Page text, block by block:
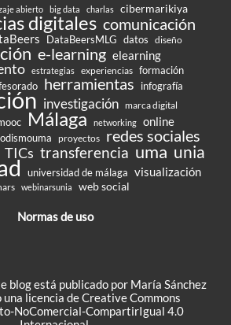
abierto big data charlas cibermarikiya
digitales comunicación
DataBeersMLG datos diseño
e-learning elearning
estrategias experiencias formación
herramientas infografía
investigación marca digital
Málaga networking online
proyectos redes sociales
TICs transferencia uma unia
universidad de málaga visualización
webinarsunia web social
Normas de uso
blog está publicado por María Sánchez
una licencia de Creative Commons
NoComercial-CompartirIgual 4.0